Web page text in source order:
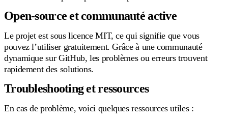
Open-source et communauté active
Le projet est sous licence MIT, ce qui signifie que vous
pouvez l’utiliser gratuitement. Grâce à une communauté
dynamique sur GitHub, les problèmes ou erreurs trouvent
rapidement des solutions.
Troubleshooting et ressources
En cas de problème, voici quelques ressources utiles :